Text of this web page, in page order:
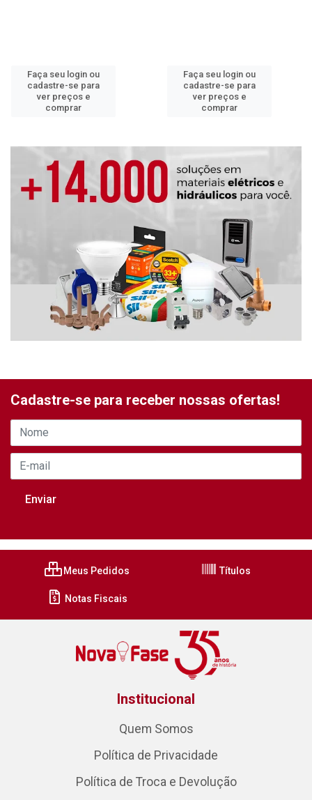
Faça seu login ou
cadastre-se para
ver preços e
comprar
Faça seu login ou
cadastre-se para
ver preços e
comprar
Cadastre-se para receber nossas ofertas!
Meus Pedidos Títulos
Notas Fiscais
Institucional
Quem Somos
Política de Privacidade
Política de Troca e Devolução